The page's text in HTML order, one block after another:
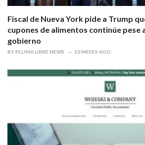
Fiscal de Nueva York pide a Trump
cupones de alimentos continúe pese
gobierno
BY PLUMA LIBRE NEWS 10 MESES AGO